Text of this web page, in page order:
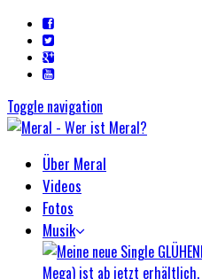
Toggle navigation
Über Meral
Videos
Fotos
Musik